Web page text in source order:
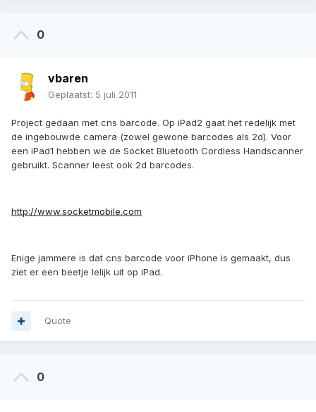
0
vbaren
Geplaatst: 5 juli 2011
Project gedaan met cns barcode. Op iPad2 gaat het redelijk met
de ingebouwde camera (zowel gewone barcodes als 2d). Voor
een iPad1 hebben we de Socket Bluetooth Cordless Handscanner
gebruikt. Scanner leest ook 2d barcodes.
http://www.socketmobile.com
Enige jammere is dat cns barcode voor iPhone is gemaakt, dus
ziet er een beetje lelijk uit op iPad.
Quote
0